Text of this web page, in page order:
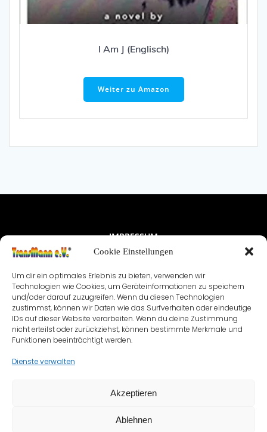
Cookie Einstellungen
Um dir ein optimales Erlebnis zu bieten, verwenden wir
Technologien wie Cookies, um Geräteinformationen zu speichern
und/oder darauf zuzugreifen. Wenn du diesen Technologien
zustimmst, können wir Daten wie das Surfverhalten oder eindeutige
IDs auf dieser Website verarbeiten. Wenn du deine Zustimmung
nicht erteilst oder zurückziehst, können bestimmte Merkmale und
Funktionen beeinträchtigt werden.
Dienste verwalten
Akzeptieren
Ablehnen
I Am J (Englisch)
Weiter zu Amazon
IMPRESSUM
NUTZUNGSBEDINGUNGEN & DATENSCHUTZ
VEREINSSATZUNG KONTAKT
COOKIE-RICHTLINIE (EU)